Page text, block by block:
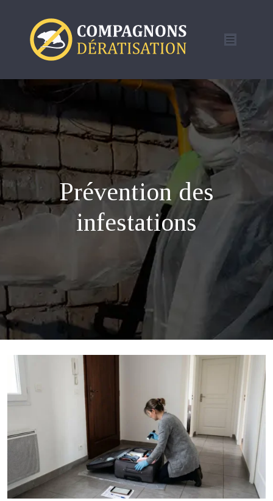
Prévention des
infestations